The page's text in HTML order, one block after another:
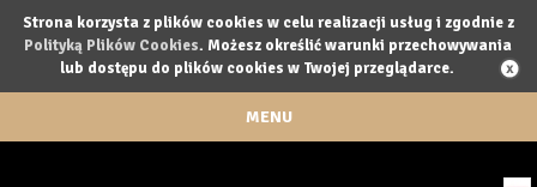
Strona korzysta z plików cookies w celu realizacji usług i zgodnie z
Polityką Plików Cookies. Możesz określić warunki przechowywania
lub dostępu do plików cookies w Twojej przeglądarce.
MENU